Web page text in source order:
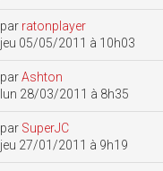
par ratonplayer
jeu 05/05/2011 à 10h03
parAshton
lun 28/03/2011 à 8h35
par SuperJC
jeu 27/01/2011 à 9h19